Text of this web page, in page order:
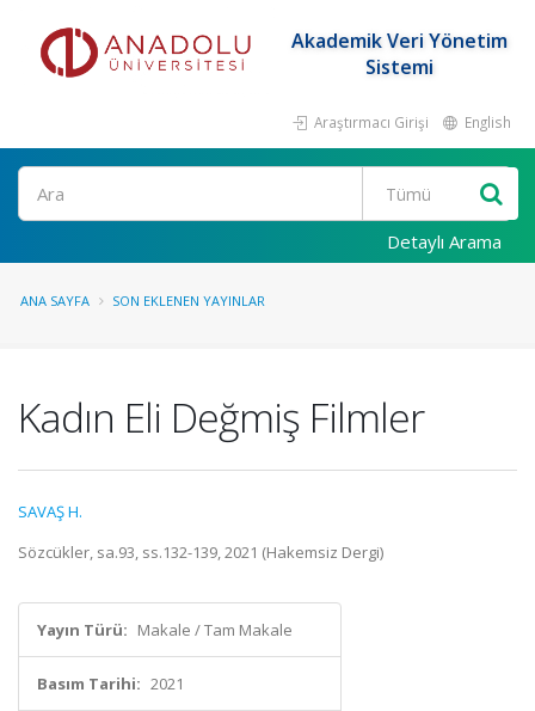
Akademik Veri Yönetim
Sistemi
Araştırmacı Girişi English
Ara
Detaylı Arama
ANA SAYFA SON EKLENEN YAYINLAR
Kadın Eli Değmiş Filmler
SAVAŞ H.
Sözcükler, sa.93, ss.132-139, 2021 (Hakemsiz Dergi)
Yayın Türü: Makale / Tam Makale
Basım Tarihi: 2021